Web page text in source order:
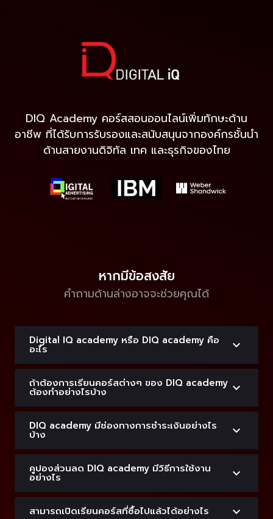
DIQ Academy คอร์สสอนออนไลน์เพิ่มทักษะด้าน
อาชีพ ที่ได้รับการรับรองและสนับสนุนจากองค์กรชั้นนำ
ด้านสายงานดิจิทัล เทค และธุรกิจของไทย
หากมีข้อสงสัย
คำถามด้านล่างอาจจะช่วยคุณได้
Digital IQ academy หรือ DIQ academy คือ
อะไร
ถ้าต้องการเรียนคอร์สต่างๆ ของ DIQ academy
ต้องทำอย่างไรบ้าง
DIQ academy มีช่องทางการชำระเงินอย่างไร
บ้าง
คูปองส่วนลด DIQ academy มีวิธีการใช้งาน
อย่างไร
สามารถเปิดเรียนคอร์สที่ซื้อไปแล้วได้อย่างไร